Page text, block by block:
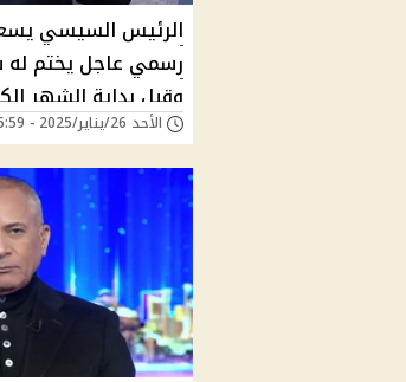
الرئيس السيسي
رسمي عاجل يختم له
وقبل بداية الشهر
رئيس الجمهورية
الأحد 26/يناير/2025 - 05:59 م